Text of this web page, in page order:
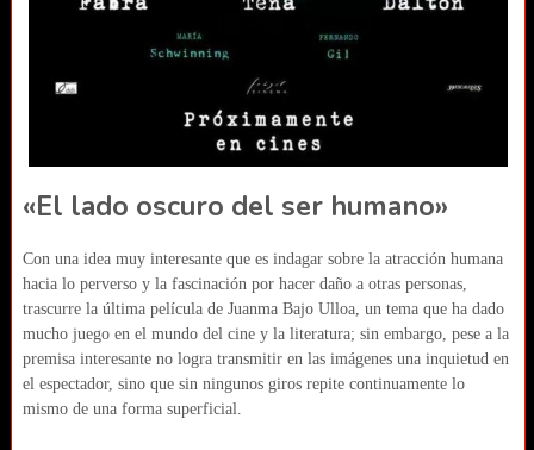
«El lado oscuro del ser humano»
Con una idea muy interesante que es indagar sobre la atracción humana
hacia lo perverso y la fascinación por hacer daño a otras personas,
trascurre la última película de Juanma Bajo Ulloa, un tema que ha dado
mucho juego en el mundo del cine y la literatura; sin embargo, pese a la
premisa interesante no logra transmitir en las imágenes una inquietud en
el espectador, sino que sin ningunos giros repite continuamente lo
mismo de una forma superficial.